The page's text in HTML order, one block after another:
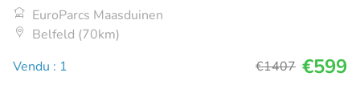
EuroParcs Maasduinen
Belfeld (70km)
Vendu : 1
€1407 €599